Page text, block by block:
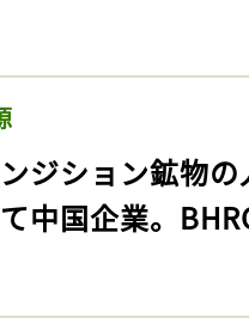
ンジション鉱物
中国企業。